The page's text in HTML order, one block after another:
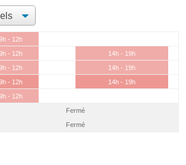
- 12h
- 12h
14h - 19h
- 12h
14h - 19h
- 12h
14h - 19h
- 12h
Fermé
Fermé